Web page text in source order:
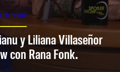
SHOW
y Liliana Villaseñor
con Rana Fonk.